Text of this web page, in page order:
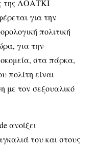
της ΛΟΑΤΚΙ
για την
πολιτική
για την
στα πάρκα,
πολίτη είναι
με τον σεξουαλικό
ανοίξει
του και στους